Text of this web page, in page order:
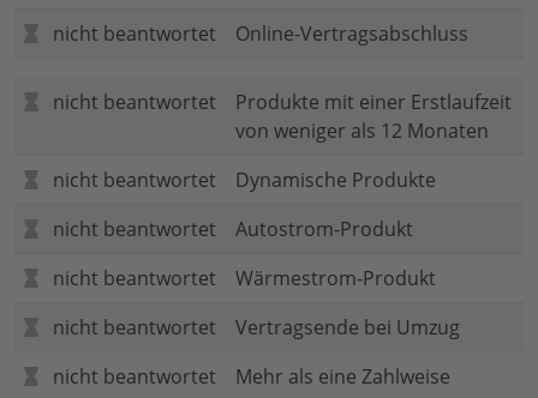
nicht beantwortet
Online-Vertragsabschluss
nicht beantwortet
Produkte mit einer Erstlaufzeit
von weniger als 12 Monaten
nicht beantwortet
Dynamische Produkte
nicht beantwortet
Autostrom-Produkt
nicht beantwortet
Wärmestrom-Produkt
nicht beantwortet
Vertragsende bei Umzug
nicht beantwortet
Mehr als eine Zahlweise